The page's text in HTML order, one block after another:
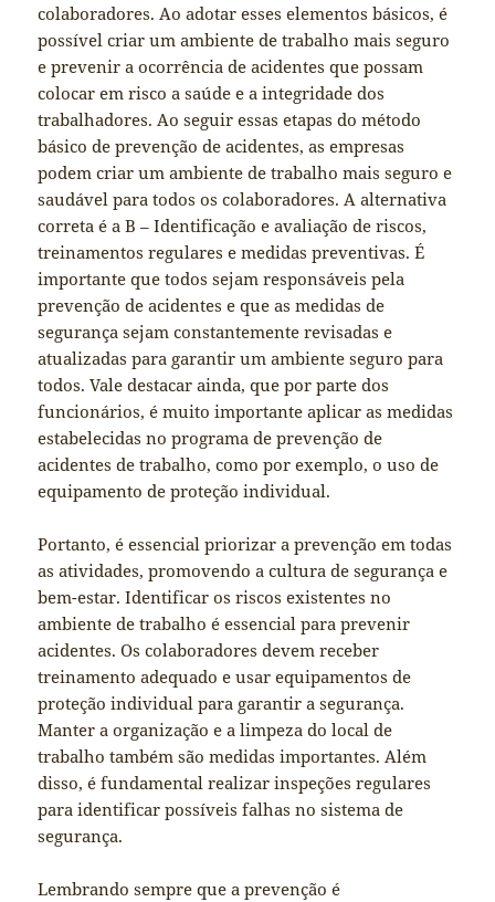
colaboradores. Ao adotar esses elementos básicos, é
possível criar um ambiente de trabalho mais seguro
e prevenir a ocorrência de acidentes que possam
colocar em risco a saúde e a integridade dos
trabalhadores. Ao seguir essas etapas do método
básico de prevenção de acidentes, as empresas
podem criar um ambiente de trabalho mais seguro e
saudável para todos os colaboradores. A alternativa
correta é a B – Identificação e avaliação de riscos,
treinamentos regulares e medidas preventivas. É
importante que todos sejam responsáveis pela
prevenção de acidentes e que as medidas de
segurança sejam constantemente revisadas e
atualizadas para garantir um ambiente seguro para
todos. Vale destacar ainda, que por parte dos
funcionários, é muito importante aplicar as medidas
estabelecidas no programa de prevenção de
acidentes de trabalho, como por exemplo, o uso de
equipamento de proteção individual.
Portanto, é essencial priorizar a prevenção em todas
as atividades, promovendo a cultura de segurança e
bem-estar. Identificar os riscos existentes no
ambiente de trabalho é essencial para prevenir
acidentes. Os colaboradores devem receber
treinamento adequado e usar equipamentos de
proteção individual para garantir a segurança.
Manter a organização e a limpeza do local de
trabalho também são medidas importantes. Além
disso, é fundamental realizar inspeções regulares
para identificar possíveis falhas no sistema de
segurança.
Lembrando sempre que a prevenção é